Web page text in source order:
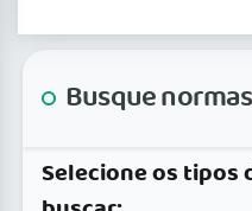
Busque normas
Selecione os tipos